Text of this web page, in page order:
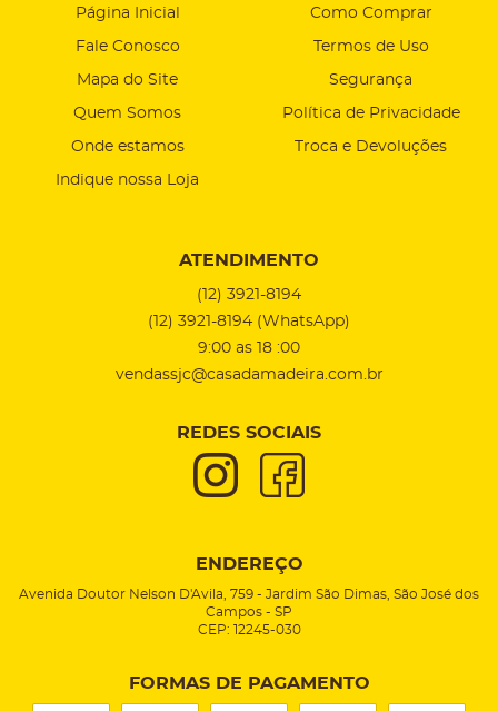
Página Inicial
Fale Conosco
Mapa do Site
Quem Somos
Onde estamos
Indique nossa Loja
Como Comprar
Termos de Uso
Segurança
Política de Privacidade
Troca e Devoluções
ATENDIMENTO
(12) 3921-8194
(12) 3921-8194 (WhatsApp)
9:00 as 18 :00
vendassjc@casadamadeira.com.br
REDES SOCIAIS
ENDEREÇO
Avenida Doutor Nelson D'Avila, 759 - Jardim São Dimas, São José dos
Campos - SP
CEP: 12245-030
FORMAS DE PAGAMENTO